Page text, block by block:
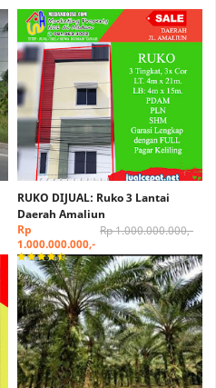
RUKO DIJUAL: Ruko 3 Lantai
Daerah Amaliun
Rp 1.000.000.000,-
Rp
1.000.000.000,-